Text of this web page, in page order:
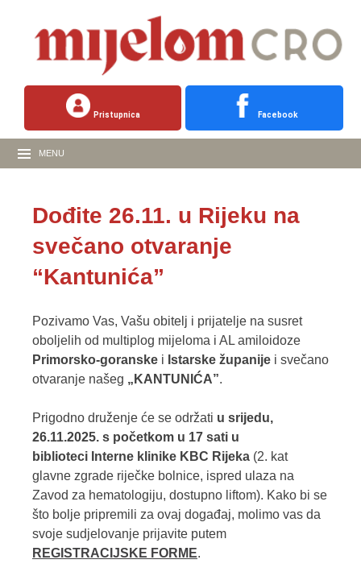
Pristupnica Facebook
MENU
Dođite 26.11. u Rijeku na
svečano otvaranje
“Kantunića”
Pozivamo Vas, Vašu obitelj i prijatelje na susret
oboljelih od multiplog mijeloma i AL amiloidoze
Primorsko-goranske i Istarske županije i svečano
otvaranje našeg „KANTUNIĆA”.
Prigodno druženje će se održati u srijedu,
26.11.2025. s početkom u 17 sati u
biblioteci Interne klinike KBC Rijeka (2. kat
glavne zgrade riječke bolnice, ispred ulaza na
Zavod za hematologiju, dostupno liftom). Kako bi se
što bolje pripremili za ovaj događaj, molimo vas da
svoje sudjelovanje prijavite putem
REGISTRACIJSKE FORME.